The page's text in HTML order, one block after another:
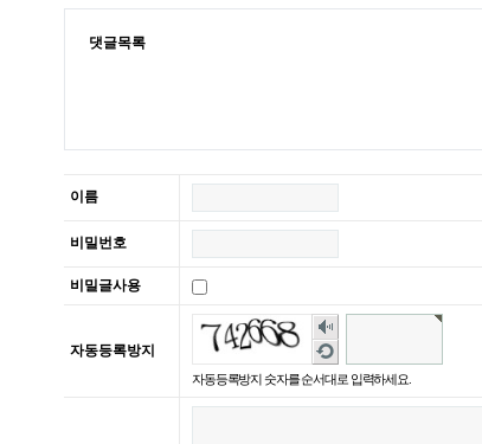
댓글목록
이름
비밀번호
비밀글사용
자동등록방지
숫자
음성
듣기
새로
고침
자동등록방지 숫자를 순서대로 입력하세요.